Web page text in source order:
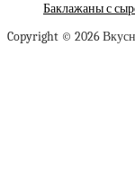
Баклажаны с
Copyright © 2026